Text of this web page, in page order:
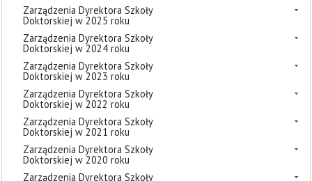
Zarządzenia Dyrektora Szkoły
Doktorskiej w 2025 roku
Zarządzenia Dyrektora Szkoły
Doktorskiej w 2024 roku
Zarządzenia Dyrektora Szkoły
Doktorskiej w 2023 roku
Zarządzenia Dyrektora Szkoły
Doktorskiej w 2022 roku
Zarządzenia Dyrektora Szkoły
Doktorskiej w 2021 roku
Zarządzenia Dyrektora Szkoły
Doktorskiej w 2020 roku
Zarządzenia Dyrektora Szkoły